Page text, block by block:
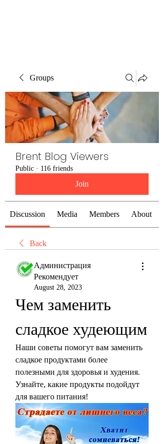
Groups
Brent Blog Viewers
Public · 116 friends
Join
Discussion Media Members About
Back
Администрация
Рекомендует
August 28, 2023
Чем заменить
сладкое худеющим
Наши советы помогут вам заменить
сладкое продуктами более
полезными для здоровья и худения.
Узнайте, какие продукты подойдут
для вашего питания!